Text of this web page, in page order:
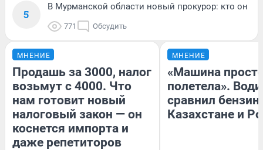
5
В Мурманской области новый прокурор: кто он
771 Обсудить
МНЕНИЕ
Продашь за 3000, налог
возьмут с 4000. Что
нам готовит новый
налоговый закон — он
коснется импорта и
даже репетиторов
МНЕНИЕ
«Машина
полетела».
сравнил бензин
Казахстане и